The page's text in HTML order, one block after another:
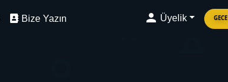
Bize Yazın Üyelik GECE